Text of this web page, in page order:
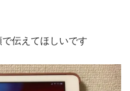
伝えてほしいです